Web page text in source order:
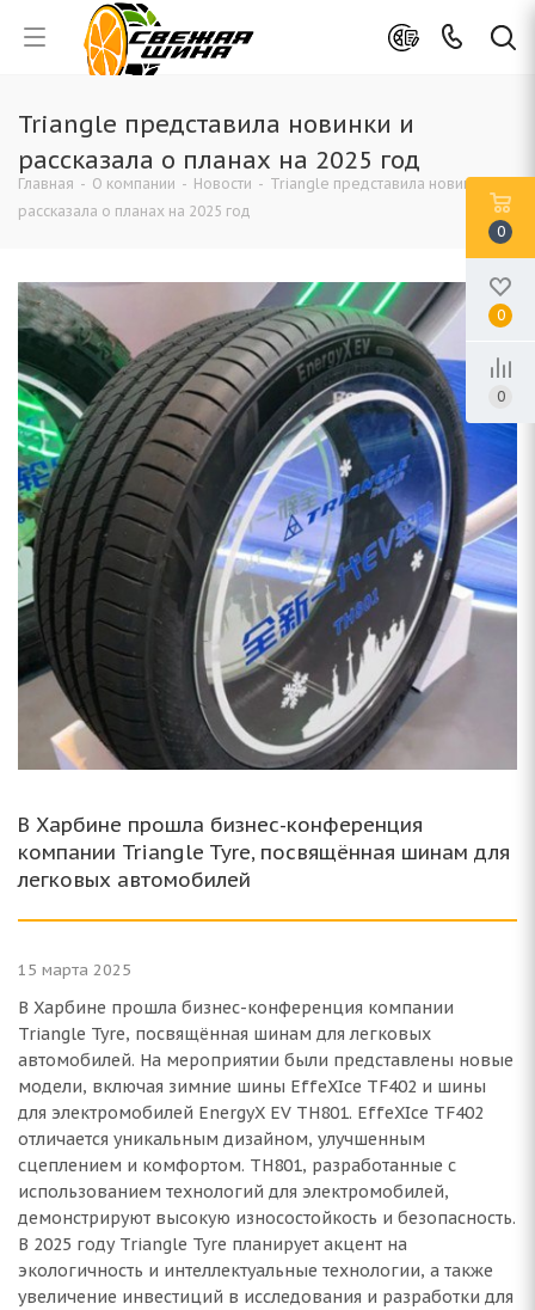
Triangle представила новинки и
рассказала о планах на 2025 год
Главная - О компании - Новости - Triangle представила новинки и
рассказала о планах на 2025 год
В Харбине прошла бизнес-конференция
компании Triangle Tyre, посвящённая шинам для
легковых автомобилей
15 марта 2025
В Харбине прошла бизнес-конференция компании
Triangle Tyre, посвящённая шинам для легковых
автомобилей. На мероприятии были представлены новые
модели, включая зимние шины EffeXIce TF402 и шины
для электромобилей EnergyX EV TH801. EffeXIce TF402
отличается уникальным дизайном, улучшенным
сцеплением и комфортом. TH801, разработанные с
использованием технологий для электромобилей,
демонстрируют высокую износостойкость и безопасность.
В 2025 году Triangle Tyre планирует акцент на
экологичность и интеллектуальные технологии, а также
увеличение инвестиций в исследования и разработки для
0
0
0